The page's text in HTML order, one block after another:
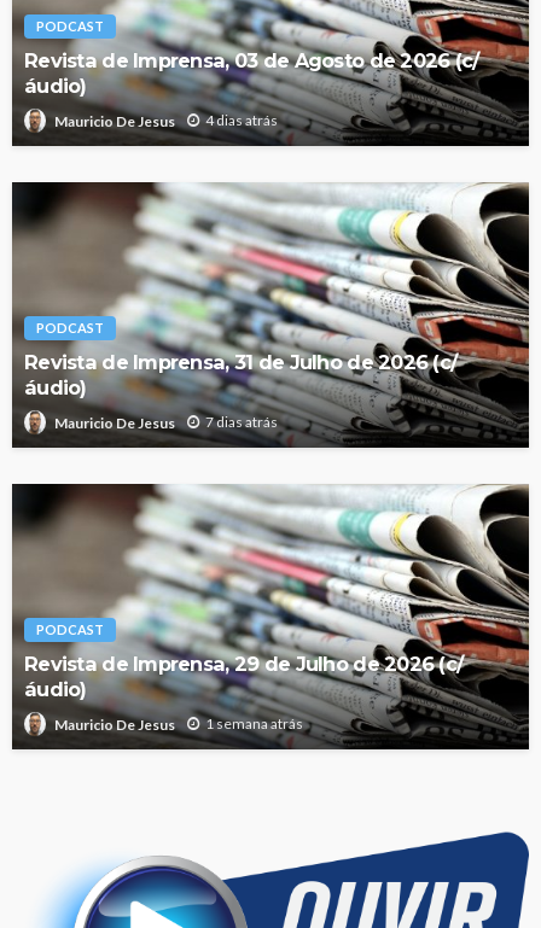
PODCAST
Revista de Imprensa, 03 de Agosto de 2026 (c/
áudio)
Mauricio De Jesus 4 dias atrás
PODCAST
Revista de Imprensa, 31 de Julho de 2026 (c/
áudio)
Mauricio De Jesus 7 dias atrás
PODCAST
Revista de Imprensa, 29 de Julho de 2026 (c/
áudio)
Mauricio De Jesus 1 semana atrás